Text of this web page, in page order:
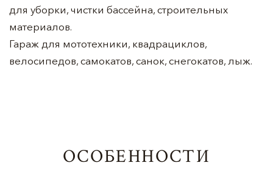
для уборки, чистки бассейна, строительных
материалов.
Гараж для мототехники, квадрациклов,
велосипедов, самокатов, санок, снегокатов, лыж.
ОСОБЕННОСТИ